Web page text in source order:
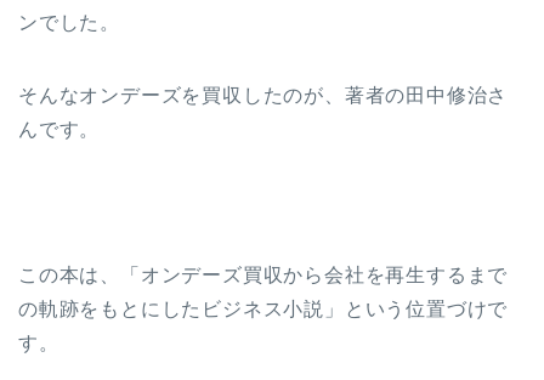
ンでした。
そんなオンデーズを買収したのが、著者の田中修治さ
んです。
この本は、「オンデーズ買収から会社を再生するまで
の軌跡をもとにしたビジネス小説」という位置づけで
す。